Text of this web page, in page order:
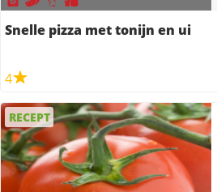
Snelle pizza met tonijn en ui
4
RECEPT